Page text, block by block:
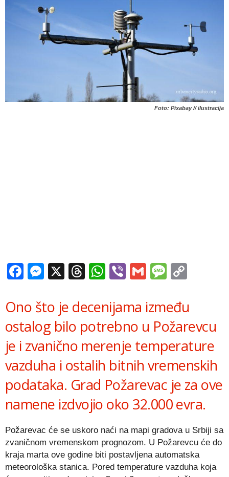
Foto: Pixabay // ilustracija
Facebook
Messenger
X Threads
WhatsApp
ViberGmail
Ono što je decenijama između
ostalog bilo potrebno u Požarevcu
je i zvanično merenje temperature
vazduha i ostalih bitnih vremenskih
podataka. Grad Požarevac je za ove
namene izdvojio oko 32.000 evra.
Požarevac će se uskoro naći na mapi gradova u Srbiji sa
zvaničnom vremenskom prognozom. U Požarevcu će do
kraja marta ove godine biti postavljena automatska
meteorološka stanica. Pored temperature vazduha koja